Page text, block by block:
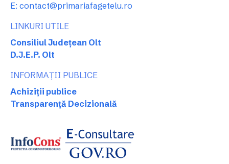
E: contact@primariafagetelu.ro
LINKURI UTILE
Consiliul Județean Olt
D.J.E.P. Olt
INFORMAȚII PUBLICE
Achiziții publice
Transparență Decizională